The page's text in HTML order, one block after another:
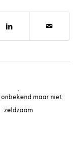
onbekend maar niet
zeldzaam